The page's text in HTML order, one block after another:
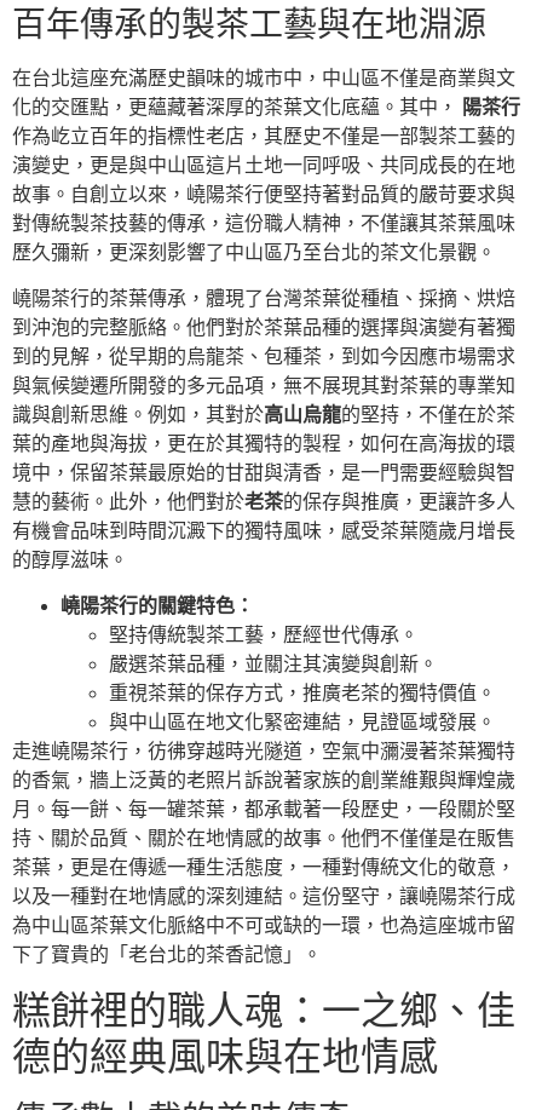
百年傳承的製茶工藝與在地淵源
在台北這座充滿歷史韻味的城市中，中山區不僅是商業與文
化的交匯點，更蘊藏著深厚的茶葉文化底蘊。其中，
陽茶行
作為屹立百年的指標性老店，其歷史不僅是一部製茶工藝的
演變史，更是與中山區這片土地一同呼吸、共同成長的在地
故事。自創立以來，嶢陽茶行便堅持著對品質的嚴苛要求與
對傳統製茶技藝的傳承，這份職人精神，不僅讓其茶葉風味
歷久彌新，更深刻影響了中山區乃至台北的茶文化景觀。
嶢陽茶行的茶葉傳承，體現了台灣茶葉從種植、採摘、烘焙
到沖泡的完整脈絡。他們對於茶葉品種的選擇與演變有著獨
到的見解，從早期的烏龍茶、包種茶，到如今因應市場需求
與氣候變遷所開發的多元品項，無不展現其對茶葉的專業知
識與創新思維。例如，其對於高山烏龍的堅持，不僅在於茶
葉的產地與海拔，更在於其獨特的製程，如何在高海拔的環
境中，保留茶葉最原始的甘甜與清香，是一門需要經驗與智
慧的藝術。此外，他們對於老茶的保存與推廣，更讓許多人
有機會品味到時間沉澱下的獨特風味，感受茶葉隨歲月增長
的醇厚滋味。
嶢陽茶行的關鍵特色：
堅持傳統製茶工藝，歷經世代傳承。
嚴選茶葉品種，並關注其演變與創新。
重視茶葉的保存方式，推廣老茶的獨特價值。
與中山區在地文化緊密連結，見證區域發展。
走進嶢陽茶行，彷彿穿越時光隧道，空氣中瀰漫著茶葉獨特
的香氣，牆上泛黃的老照片訴說著家族的創業維艱與輝煌歲
月。每一餅、每一罐茶葉，都承載著一段歷史，一段關於堅
持、關於品質、關於在地情感的故事。他們不僅僅是在販售
茶葉，更是在傳遞一種生活態度，一種對傳統文化的敬意，
以及一種對在地情感的深刻連結。這份堅守，讓嶢陽茶行成
為中山區茶葉文化脈絡中不可或缺的一環，也為這座城市留
下了寶貴的「老台北的茶香記憶」。
糕餅裡的職人魂：一之鄉、佳
德的經典風味與在地情感